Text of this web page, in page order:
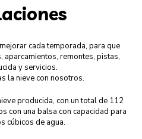
cada temporada, para que
aparcamientos, remontes, pistas,
y servicios.
la nieve con nosotros.
producida, con un total de 112
con una balsa con capacidad para
cúbicos de agua.